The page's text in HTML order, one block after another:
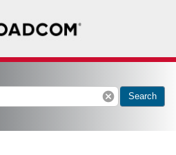
cancel Search